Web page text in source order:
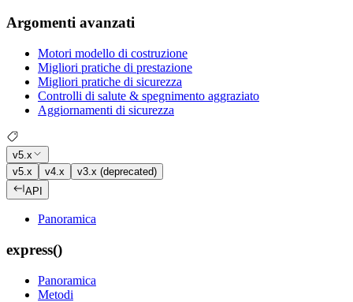
Argomenti avanzati
Motori modello di costruzione
Migliori pratiche di prestazione
Migliori pratiche di sicurezza
Controlli di salute & spegnimento aggraziato
Aggiornamenti di sicurezza
v5.x
v5.x
v4.x
v3.x (deprecated)
API
Panoramica
express()
Panoramica
Metodi